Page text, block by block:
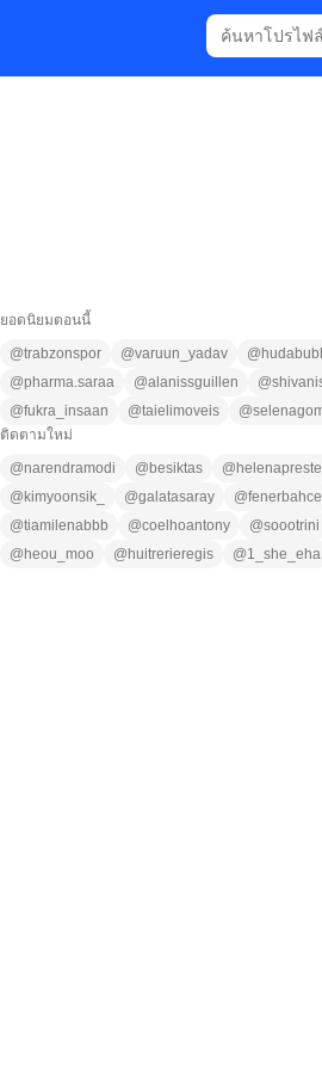
ยอดนิยมตอนนี้
@trabzonspor @varuun_yadav @
@pharma.saraa @alanissguillen @
@fukra_insaan @taielimoveis @
ติดตามใหม่
@narendramodi @ besiktas @
@ kimyoonsik_ @galatasaray @fenerbahce
@tiamilenabbb @coelhoantony @soootrini
@ heou_moo @ huitrerieregis @1_she_eha